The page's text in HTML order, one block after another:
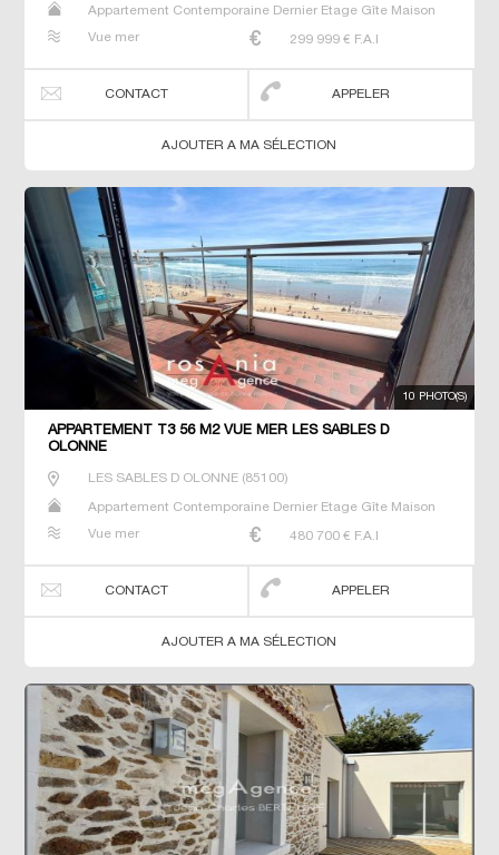
Appartement Contemporaine Dernier Etage Gîte Maison
Vue mer
299 999 € F.A.I
CONTACT APPELER
AJOUTER A MA SÉLECTION
10 PHOTO(S)
APPARTEMENT T3 56 M2 VUE MER LES SABLES D
OLONNE
LES SABLES D OLONNE(85100)
Appartement Contemporaine Dernier Etage Gîte Maison
Vue mer
480 700 € F.A.I
CONTACT APPELER
AJOUTER A MA SÉLECTION